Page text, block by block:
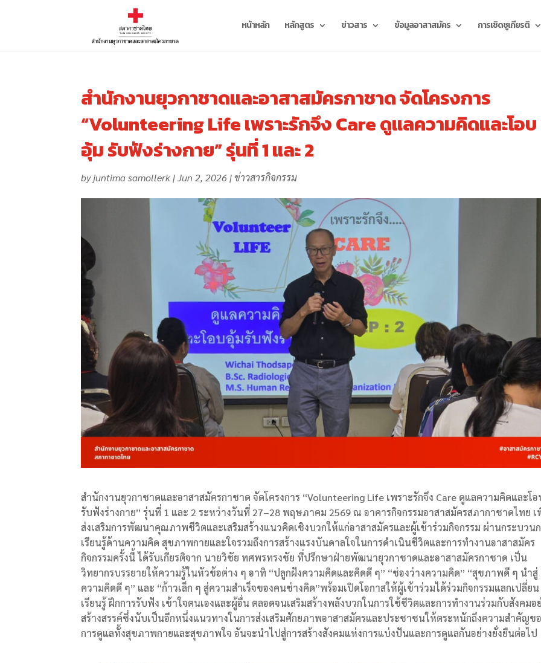
หน้าหลัก หลักสูตร ข่าวสาร ข้อมูลอาสาสมัคร การเชิดชูเกียรติ
สำนักงานยุวกาชาดและอาสาสมัครกาชาด จัดโครงการ
“Volunteering Life เพราะรักจึง Care ดูแลความคิดและโอบ
อุ้ม รับฟังร่างกาย” รุ่นที่ 1 และ 2
byjuntima samollerk|Jun 2, 2026|ข่าวสารกิจกรรม
สำนักงานยุวกาชาดและอาสาสมัครกาชาด จัดโครงการ “Volunteering Life เพราะรักจึง Care ดูแลความคิดและโ
รับฟังร่างกาย” รุ่นที่ 1 และ 2 ระหว่างวันที่ 27–28 พฤษภาคม 2569 ณ อาคารกิจกรรมอาสาสมัครสภากาชาดไทย เ
ส่งเสริมการพัฒนาคุณภาพชีวิตและเสริมสร้างแนวคิดเชิงบวกให้แก่อาสาสมัครและผู้เข้าร่วมกิจกรรม ผ่านกระบวน
เรียนรู้ด้านความคิด สุขภาพกายและใจรวมถึงการสร้างแรงบันดาลใจในการดำเนินชีวิตและการทำงานอาสาสมัคร
กิจกรรมครั้งนี้ ได้รับเกียรติจาก นายวิชัย ทศพรทรงชัย ที่ปรึกษาฝ่ายพัฒนายุวกาชาดและอาสาสมัครกาชาด เป็น
วิทยากรบรรยายให้ความรู้ในหัวข้อต่าง ๆ อาทิ “ปลูกฝังความคิดและคิดดี ๆ” “ช่องว่างความคิด” “สุขภาพดี ๆ นำสู่
ความคิดดี ๆ” และ “ก้าวเล็ก ๆ สู่ความสำเร็จของคนช่างคิด”พร้อมเปิดโอกาสให้ผู้เข้าร่วมได้ร่วมกิจกรรมแลกเปลี่ยน
เรียนรู้ ฝึกการรับฟัง เข้าใจตนเองและผู้อื่น ตลอดจนเสริมสร้างพลังบวกในการใช้ชีวิตและการทำงานร่วมกับสังคมอ
สร้างสรรค์ซึ่งนับเป็นอีกหนึ่งแนวทางในการส่งเสริมศักยภาพอาสาสมัครและประชาชนให้ตระหนักถึงความสำคัญข
การดูแลทั้งสุขภาพกายและสุขภาพใจ อันจะนำไปสู่การสร้างสังคมแห่งการแบ่งปันและการดูแลกันอย่างยั่งยืนต่อไป